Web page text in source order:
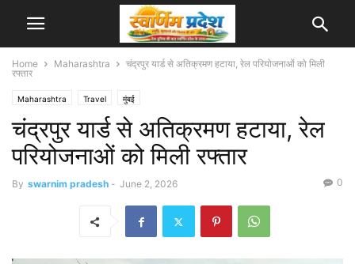
Home Maharashtra
चंद्रपुर यार्ड से अतिक्रमण हटाया, रेल परियोजनाओं को मिली
रफ्तार
Maharashtra Travel मुंबई
चंद्रपुर यार्ड से अतिक्रमण हटाया, रेल
परियोजनाओं को मिली रफ्तार
By swarnim pradesh - June 2, 2026 0